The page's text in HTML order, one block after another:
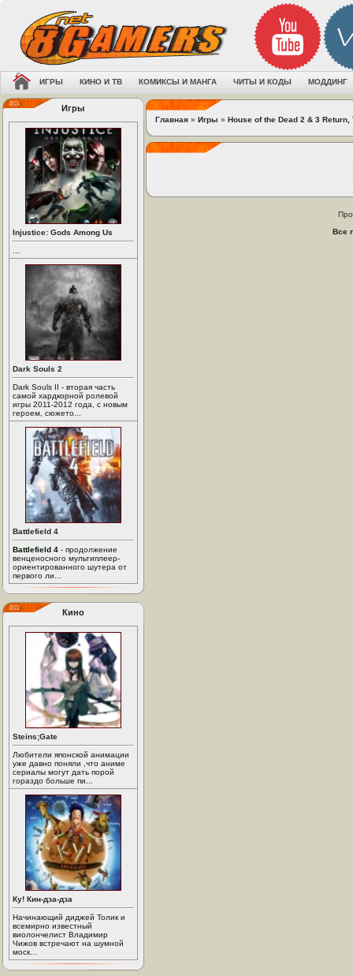
ИГРЫ КИНО И ТВ КОМИКСЫ И МАНГА ЧИТЫ И КОДЫ МОДДИНГ
Игры
Injustice: Gods Among Us
Dark Souls 2
Dark Souls II - вторая часть
самой хардкорной ролевой
игры 2011-2012 года, с новым
героем, сюжето...
Battlefield 4
Battlefield 4 - продолжение
венценосного мультиплеер-
ориентированного шутера от
первого ли...
Кино
Steins;Gate
Любители японской анимации
уже давно поняли ,что аниме
сериалы могут дать порой
гораздо больше пи...
Ку! Кин-дза-дза
Начинающий диджей Толик и
всемирно известный
виолончелист Владимир
Чижов встречают на шумной
моск...
Главная » Игры » House of the Dead 2 & 3 Return,
Все